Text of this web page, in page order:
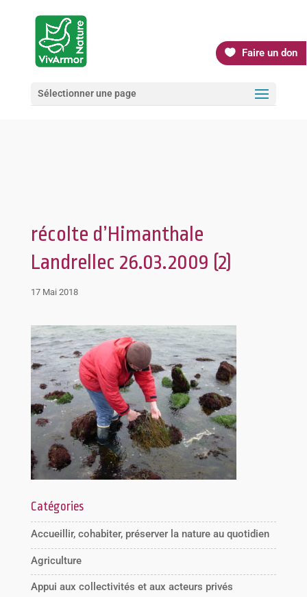
Faire un don
Sélectionner une page
récolte d’Himanthale
Landrellec 26.03.2009 (2)
17 Mai 2018
Catégories
Accueillir, cohabiter, préserver la nature au quotidien
Agriculture
Appui aux collectivités et aux acteurs privés